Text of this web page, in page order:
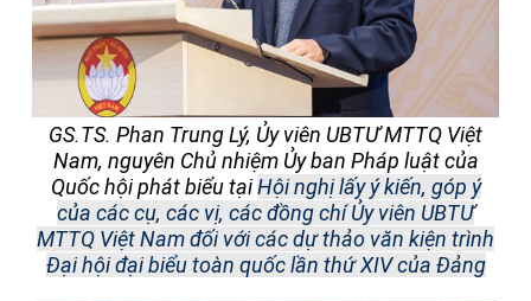
GS.TS. Phan Trung Lý, Ủy viên UBTƯ MTTQ Việt
Nam, nguyên Chủ nhiệm Ủy ban Pháp luật của
Quốc hội phát biểu tạiHội nghị lấy ý kiến, góp ý
của các cụ, các vị, các đồng chí Ủy viên UBTƯ
MTTQ Việt Nam đối với các dự thảo văn kiện trình
Đại hội đại biểu toàn quốc lần thứ XIV của Đảng